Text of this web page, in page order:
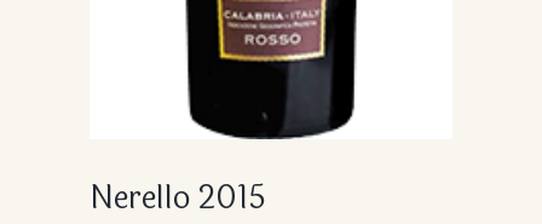
Nerello 2015